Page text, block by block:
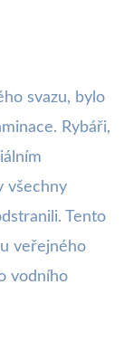
svazu, bylo
Rybáři,
všechny
Tento
veřejného
vodního